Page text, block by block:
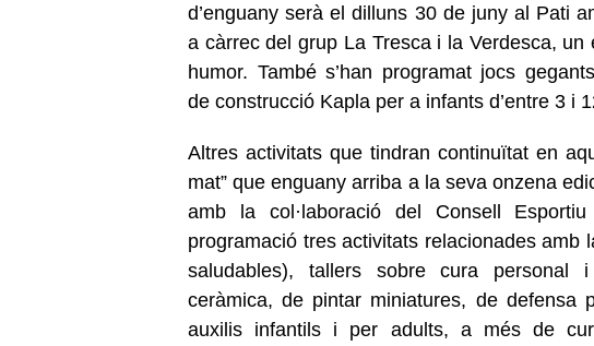
d’enguany serà el dilluns 30 de juny al Pati
a càrrec del grup La Tresca i la Verdesca,
humor. També s’han programat jocs
de construcció Kapla per a infants d’entre 3 i
Altres activitats que tindran continuïtat en
mat” que enguany arriba a la seva onzena
amb la col·laboració del Consell
programació tres activitats relacionades amb
saludables), tallers sobre cura personal i
ceràmica, de pintar miniatures, de defensa
auxilis infantils i per adults, a més de